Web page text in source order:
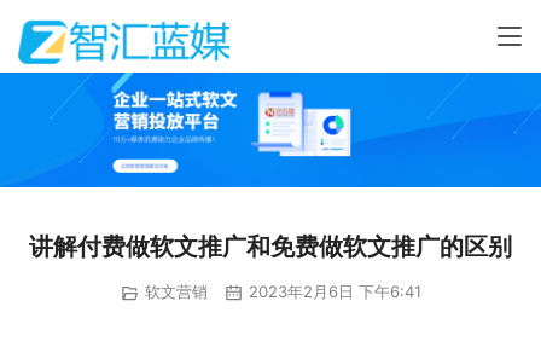
讲解付费做软文推广和免费做软文推广的区别
软文营销 2023年2月6日 下午6:41